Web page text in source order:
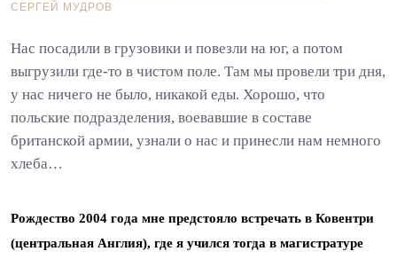
СЕРГЕЙ МУДРОВ
Нас посадили в грузовики и повезли на юг, а потом
выгрузили где-то в чистом поле. Там мы провели три дня,
у нас ничего не было, никакой еды. Хорошо, что
польские подразделения, воевавшие в составе
британской армии, узнали о нас и принесли нам немного
хлеба…
Рождество 2004 года мне предстояло встречать в Ковентри
(центральная Англия), где я учился тогда в магистратуре